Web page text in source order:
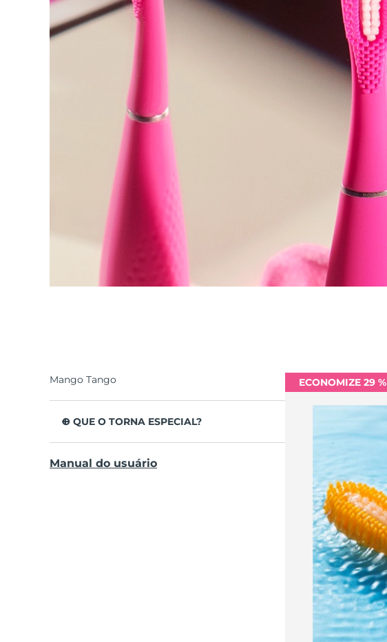
ECONOMIZE 29 %
Mango Tango
O QUE O TORNA ESPECIAL?
oral em geral em 140%.
Manual do usuário